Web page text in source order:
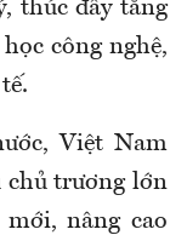
thúc đẩy tăng
công nghệ,
Việt Nam
chủ trương lớn
nâng cao